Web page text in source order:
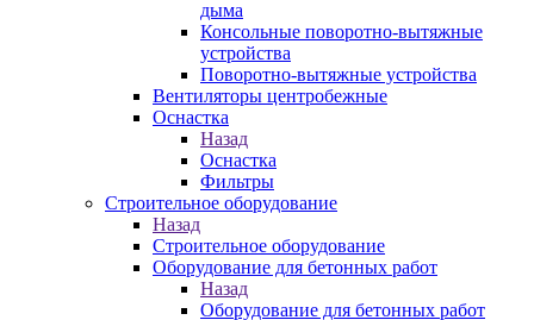
дыма
Консольные поворотно-вытяжные
устройства
Поворотно-вытяжные устройства
Вентиляторы центробежные
Оснастка
Назад
Оснастка
Фильтры
Строительное оборудование
Назад
Строительное оборудование
Оборудование для бетонных работ
Назад
Оборудование для бетонных работ